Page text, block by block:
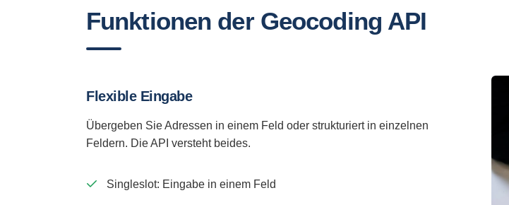
Funktionen der Geocoding API
Flexible Eingabe
Übergeben Sie Adressen in einem Feld oder strukturiert in einzelnen
Feldern. Die API versteht beides.
Singleslot: Eingabe in einem Feld